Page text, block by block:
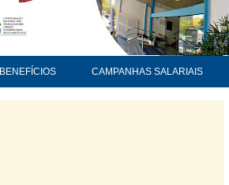
BENEFÍCIOS CAMPANHAS SALARIAIS